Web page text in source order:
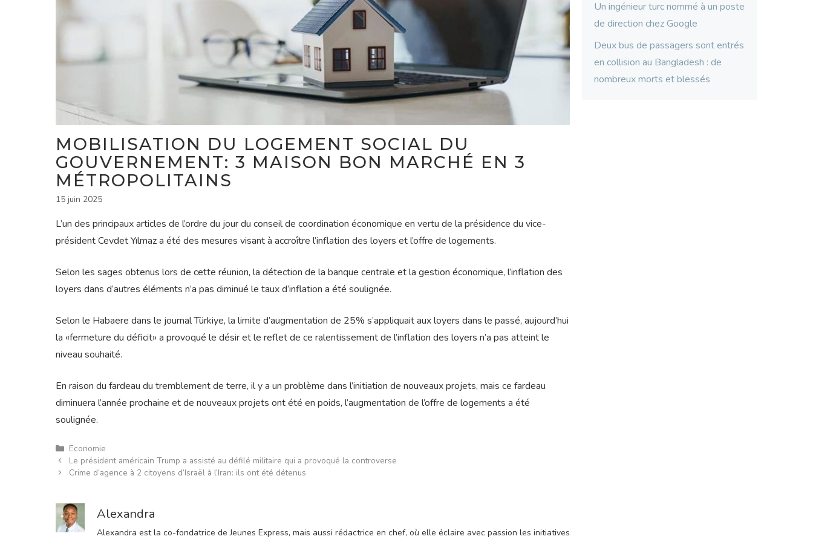
MOBILISATION DU LOGEMENT SOCIAL DU
GOUVERNEMENT: 3 MAISON BON MARCHÉ EN 3
MÉTROPOLITAINS
15 juin 2025
L’un des principaux articles de l’ordre du jour du conseil de coordination économique en vertu de la présidence du vice-
président Cevdet Yılmaz a été des mesures visant à accroître l’inflation des loyers et l’offre de logements.
Selon les sages obtenus lors de cette réunion, la détection de la banque centrale et la gestion économique, l’inflation des
loyers dans d’autres éléments n’a pas diminué le taux d’inflation a été soulignée.
Selon le Habaere dans le journal Türkiye, la limite d’augmentation de 25% s’appliquait aux loyers dans le passé, aujourd’hui
la «fermeture du déficit» a provoqué le désir et le reflet de ce ralentissement de l’inflation des loyers n’a pas atteint le
niveau souhaité.
En raison du fardeau du tremblement de terre, il y a un problème dans l’initiation de nouveaux projets, mais ce fardeau
diminuera l’année prochaine et de nouveaux projets ont été en poids, l’augmentation de l’offre de logements a été
soulignée.
Catégories
Economie
Le président américain Trump a assisté au défilé militaire qui a provoqué la controverse
Crime d’agence à 2 citoyens d’Israël à l’Iran: ils ont été détenus
Alexandra
Alexandra est la co-fondatrice de Jeunes Express, mais aussi rédactrice en chef, où elle éclaire avec passion les initiatives
Un ingénieur turc nommé à un poste
de direction chez Google
Deux bus de passagers sont entrés
en collision au Bangladesh : de
nombreux morts et blessés